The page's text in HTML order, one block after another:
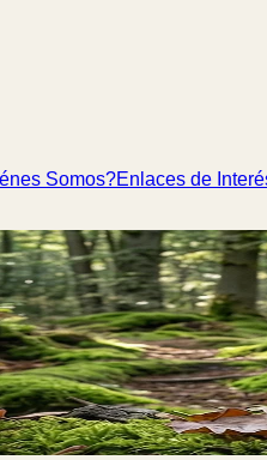
Somos?Enlaces de